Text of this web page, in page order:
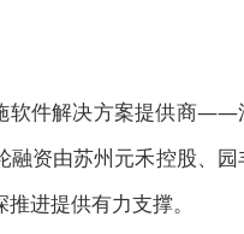
软件解决方案提供商——
融资由苏州元禾控股、园
进提供有力支撑。